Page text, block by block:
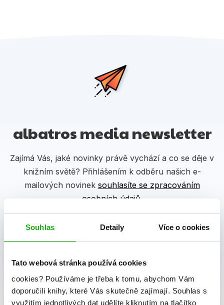
Souhlas Detaily Více o cookies
Tato webová stránka používá cookies
cookies? Používáme je třeba k tomu, abychom Vám
doporučili knihy, které Vás skutečně zajímají. Souhlas s
využitím jednotlivých dat udělíte kliknutím na tlačítko
Výchova a pedagogika
Zdraví a životní styl
Všechny kategorie
albatros media newsletter
Zajímá Vás, jaké novinky právě vychází a co se děje v
knižním světě? Přihlášením k odběru našich e-
mailových novinek souhlasíte se zpracováním
osobních údajů
Vaše e-mailová adresa
Potvrdit
Souhlasím se zpracováním osobních údajů
Vaše e-mailová adresa je u nás v bezpečí.